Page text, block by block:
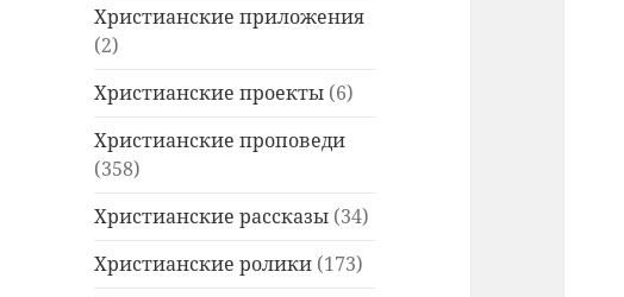
Христианские приложения
(2)
Христианские проекты (6)
Христианские проповеди
(358)
Христианские рассказы (34)
Христианские ролики (173)